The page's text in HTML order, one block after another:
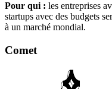
Pour qui : les entreprises
startups avec des budgets
à un marché mondial.
Comet